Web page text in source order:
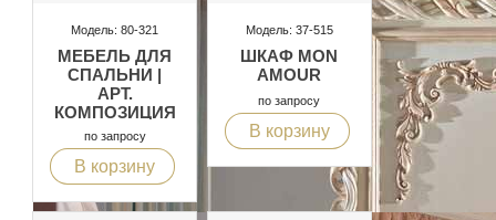
Модель: 80-321
МЕБЕЛЬ ДЛЯ
СПАЛЬНИ |
АРТ.
КОМПОЗИЦИЯ
16
по запросу
В корзину
Модель: 37-515
ШКАФ MON
AMOUR
по запросу
В корзину